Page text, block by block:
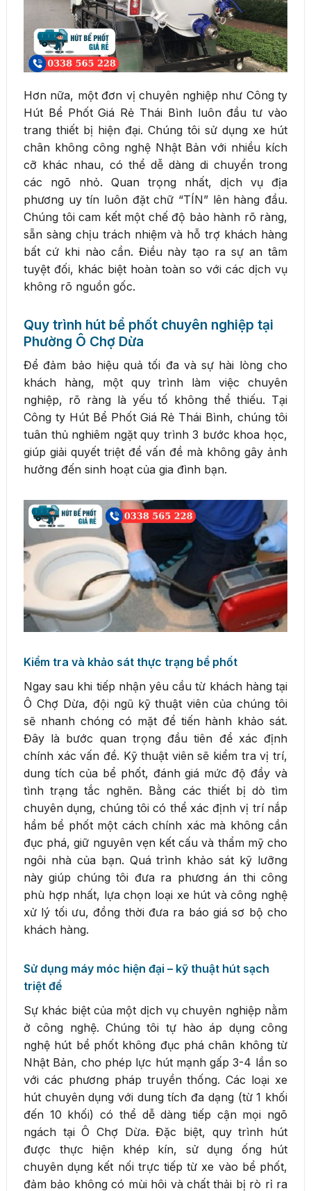
Hơn nữa, một đơn vị chuyên nghiệp như Công ty
Hút Bể Phốt Giá Rẻ Thái Bình luôn đầu tư vào
trang thiết bị hiện đại. Chúng tôi sử dụng xe hút
chân không công nghệ Nhật Bản với nhiều kích
cỡ khác nhau, có thể dễ dàng di chuyển trong
các ngõ nhỏ. Quan trọng nhất, dịch vụ địa
phương uy tín luôn đặt chữ “TÍN” lên hàng đầu.
Chúng tôi cam kết một chế độ bảo hành rõ ràng,
sẵn sàng chịu trách nhiệm và hỗ trợ khách hàng
bất cứ khi nào cần. Điều này tạo ra sự an tâm
tuyệt đối, khác biệt hoàn toàn so với các dịch vụ
không rõ nguồn gốc.
Quy trình hút bể phốt chuyên nghiệp tại
Phường Ô Chợ Dừa
Để đảm bảo hiệu quả tối đa và sự hài lòng cho
khách hàng, một quy trình làm việc chuyên
nghiệp, rõ ràng là yếu tố không thể thiếu. Tại
Công ty Hút Bể Phốt Giá Rẻ Thái Bình, chúng tôi
tuân thủ nghiêm ngặt quy trình 3 bước khoa học,
giúp giải quyết triệt để vấn đề mà không gây ảnh
hưởng đến sinh hoạt của gia đình bạn.
Kiểm tra và khảo sát thực trạng bể phốt
Ngay sau khi tiếp nhận yêu cầu từ khách hàng tại
Ô Chợ Dừa, đội ngũ kỹ thuật viên của chúng tôi
sẽ nhanh chóng có mặt để tiến hành khảo sát.
Đây là bước quan trọng đầu tiên để xác định
chính xác vấn đề. Kỹ thuật viên sẽ kiểm tra vị trí,
dung tích của bể phốt, đánh giá mức độ đầy và
tình trạng tắc nghẽn. Bằng các thiết bị dò tìm
chuyên dụng, chúng tôi có thể xác định vị trí nắp
hầm bể phốt một cách chính xác mà không cần
đục phá, giữ nguyên vẹn kết cấu và thẩm mỹ cho
ngôi nhà của bạn. Quá trình khảo sát kỹ lưỡng
này giúp chúng tôi đưa ra phương án thi công
phù hợp nhất, lựa chọn loại xe hút và công nghệ
xử lý tối ưu, đồng thời đưa ra báo giá sơ bộ cho
khách hàng.
Sử dụng máy móc hiện đại – kỹ thuật hút sạch
triệt để
Sự khác biệt của một dịch vụ chuyên nghiệp nằm
ở công nghệ. Chúng tôi tự hào áp dụng công
nghệ hút bể phốt không đục phá chân không từ
Nhật Bản, cho phép lực hút mạnh gấp 3-4 lần so
với các phương pháp truyền thống. Các loại xe
hút chuyên dụng với dung tích đa dạng (từ 1 khối
đến 10 khối) có thể dễ dàng tiếp cận mọi ngõ
ngách tại Ô Chợ Dừa. Đặc biệt, quy trình hút
được thực hiện khép kín, sử dụng ống hút
chuyên dụng kết nối trực tiếp từ xe vào bể phốt,
đảm bảo không có mùi hôi và chất thải bị rò rỉ ra